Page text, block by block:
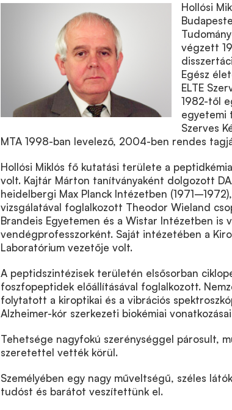
Hollósi
végzett
Egész
ELTE
1982-től
egyetemi
Szerves
MTA 1998-ban levelező, 2004-ben rendes
Hollósi Miklós fő kutatási területe a
volt. Kajtár Márton tanítványaként dolgozott
heidelbergi Max Planck Intézetben
vizsgálatával foglalkozott Theodor Wieland
Brandeis Egyetemen és a Wistar Intézetben is
vendégprofesszorként. Saját intézetében a
Laboratórium vezetője volt.
A peptidszintézisek területén elsősorban
foszfopeptidek előállításával foglalkozott.
folytatott a kiroptikai és a vibrációs
Alzheimer-kór szerkezeti biokémiai
Tehetsége nagyfokú szerénységgel párosult,
szeretettel vették körül.
Személyében egy nagy műveltségű, széles
tudóst és barátot veszítettünk el.